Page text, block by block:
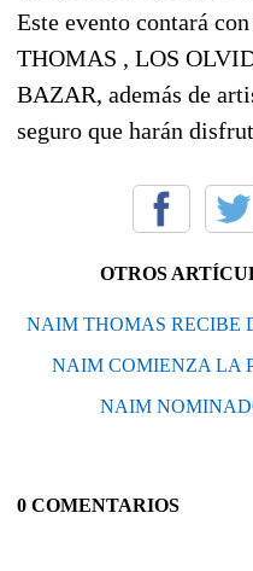
Este evento contará
THOMAS , LOS
BAZAR, además de
seguro que harán
OTROS
NAIM THOMAS RECIBE
NAIM COMIENZA LA
NAIM
0 COMENTARIOS